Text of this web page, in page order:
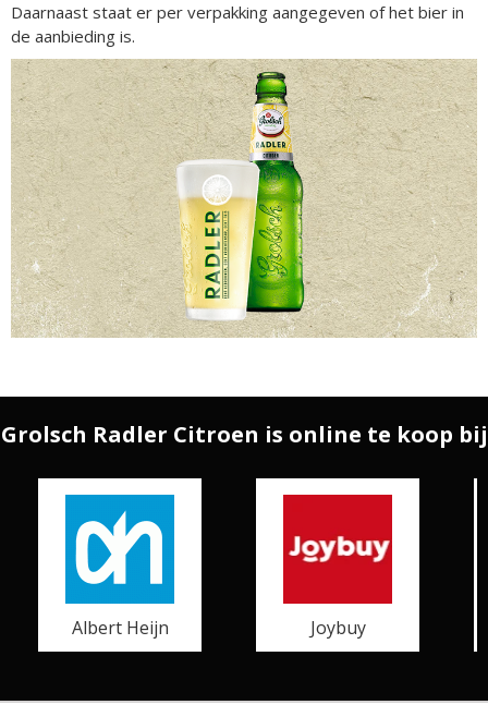
Daarnaast staat er per verpakking aangegeven of het bier in
de aanbieding is.
Grolsch Radler Citroen is online te koop bij
Albert Heijn Joybuy